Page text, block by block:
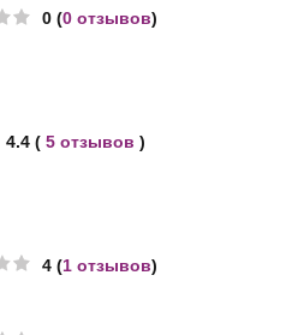
0 (0 отзывов)
4.4 ( 5 отзывов )
4 (1 отзывов)